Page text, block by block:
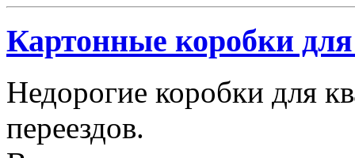
Картонные коробки для
Недорогие коробки для
переездов.